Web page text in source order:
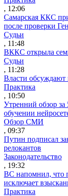
, 12:06
Самарская ККС
после проверки
Судьи
, 11:48
ВККС открыла
Судьи
, 11:28
Власти обсуждают
Практика
, 10:50
Утренний обзор за
обучении
Обзор СМИ
, 09:37
Путин подписал
релокантов
Законодательство
, 19:32
ВС напомнил, что
исключает
Практика